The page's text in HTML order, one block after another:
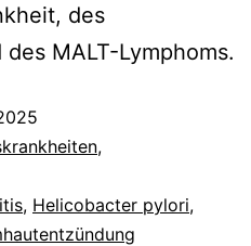
des
MALT-Lymphoms.
,
, Helicobacter pylori,